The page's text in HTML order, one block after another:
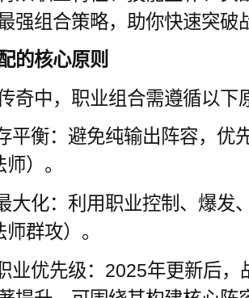
强组合策略，助你快速突破
的核心原则
奇中，职业组合需遵循以下
平衡：避免纯输出阵容，优
）。
大化：利用职业控制、爆发
群攻）。
业优先级：2025年更新后，